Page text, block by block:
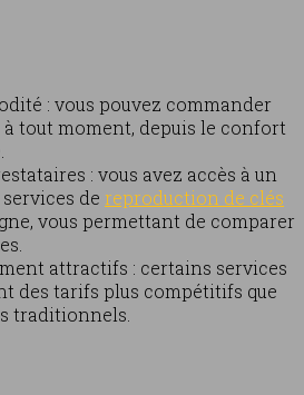
: vous pouvez commander
tout moment, depuis le confort
: vous avez accès à un
de reproduction de clés
vous permettant de comparer
attractifs : certains services
des tarifs plus compétitifs que
traditionnels.